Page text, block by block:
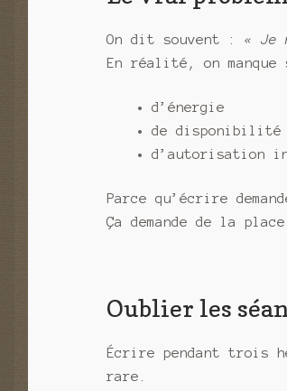
On dit souvent :« Je
En réalité, on
d’énergie
de disponibilité
d’autorisation
Parce qu’écrire
Ça demande de la
Oublier les
Écrire pendant trois
rare.